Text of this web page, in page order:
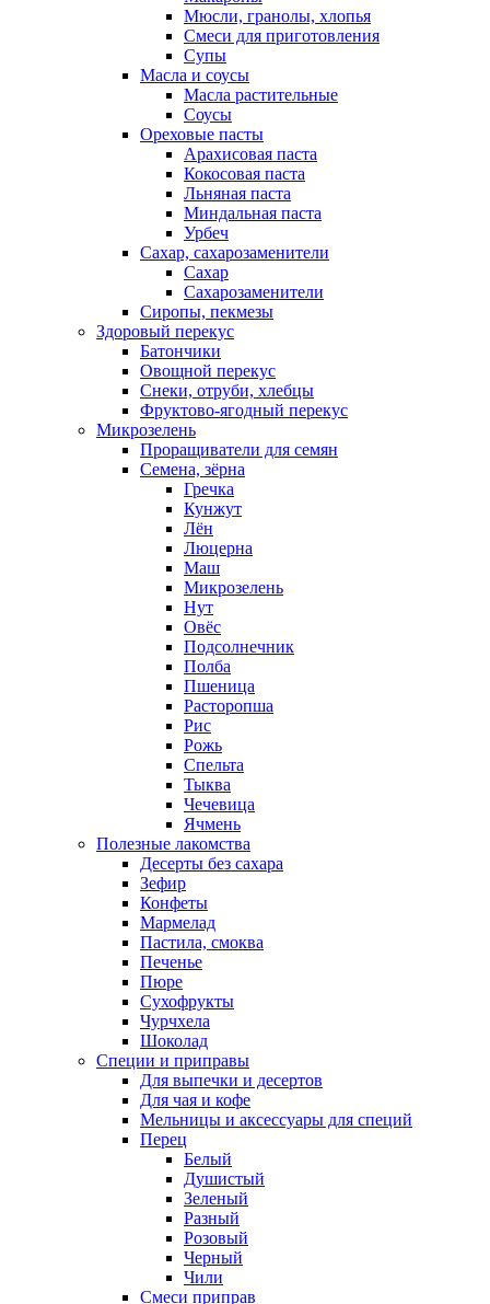
Мюсли, гранолы, хлопья
Смеси для приготовления
Супы
Масла и соусы
Масла растительные
Соусы
Ореховые пасты
Арахисовая паста
Кокосовая паста
Льняная паста
Миндальная паста
Урбеч
Сахар, сахарозаменители
Сахар
Сахарозаменители
Сиропы, пекмезы
Здоровый перекус
Батончики
Овощной перекус
Снеки, отруби, хлебцы
Фруктово-ягодный перекус
Микрозелень
Проращиватели для семян
Семена, зёрна
Гречка
Кунжут
Лён
Люцерна
Маш
Микрозелень
Нут
Овёс
Подсолнечник
Полба
Пшеница
Расторопша
Рис
Рожь
Спельта
Тыква
Чечевица
Ячмень
Полезные лакомства
Десерты без сахара
Зефир
Конфеты
Мармелад
Пастила, смоква
Печенье
Пюре
Сухофрукты
Чурчхела
Шоколад
Специи и приправы
Для выпечки и десертов
Для чая и кофе
Мельницы и аксессуары для специй
Перец
Белый
Душистый
Зеленый
Разный
Розовый
Черный
Чили
Смеси приправ